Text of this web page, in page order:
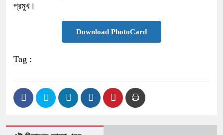
প্রমুখ।
Download PhotoCard
Tag :